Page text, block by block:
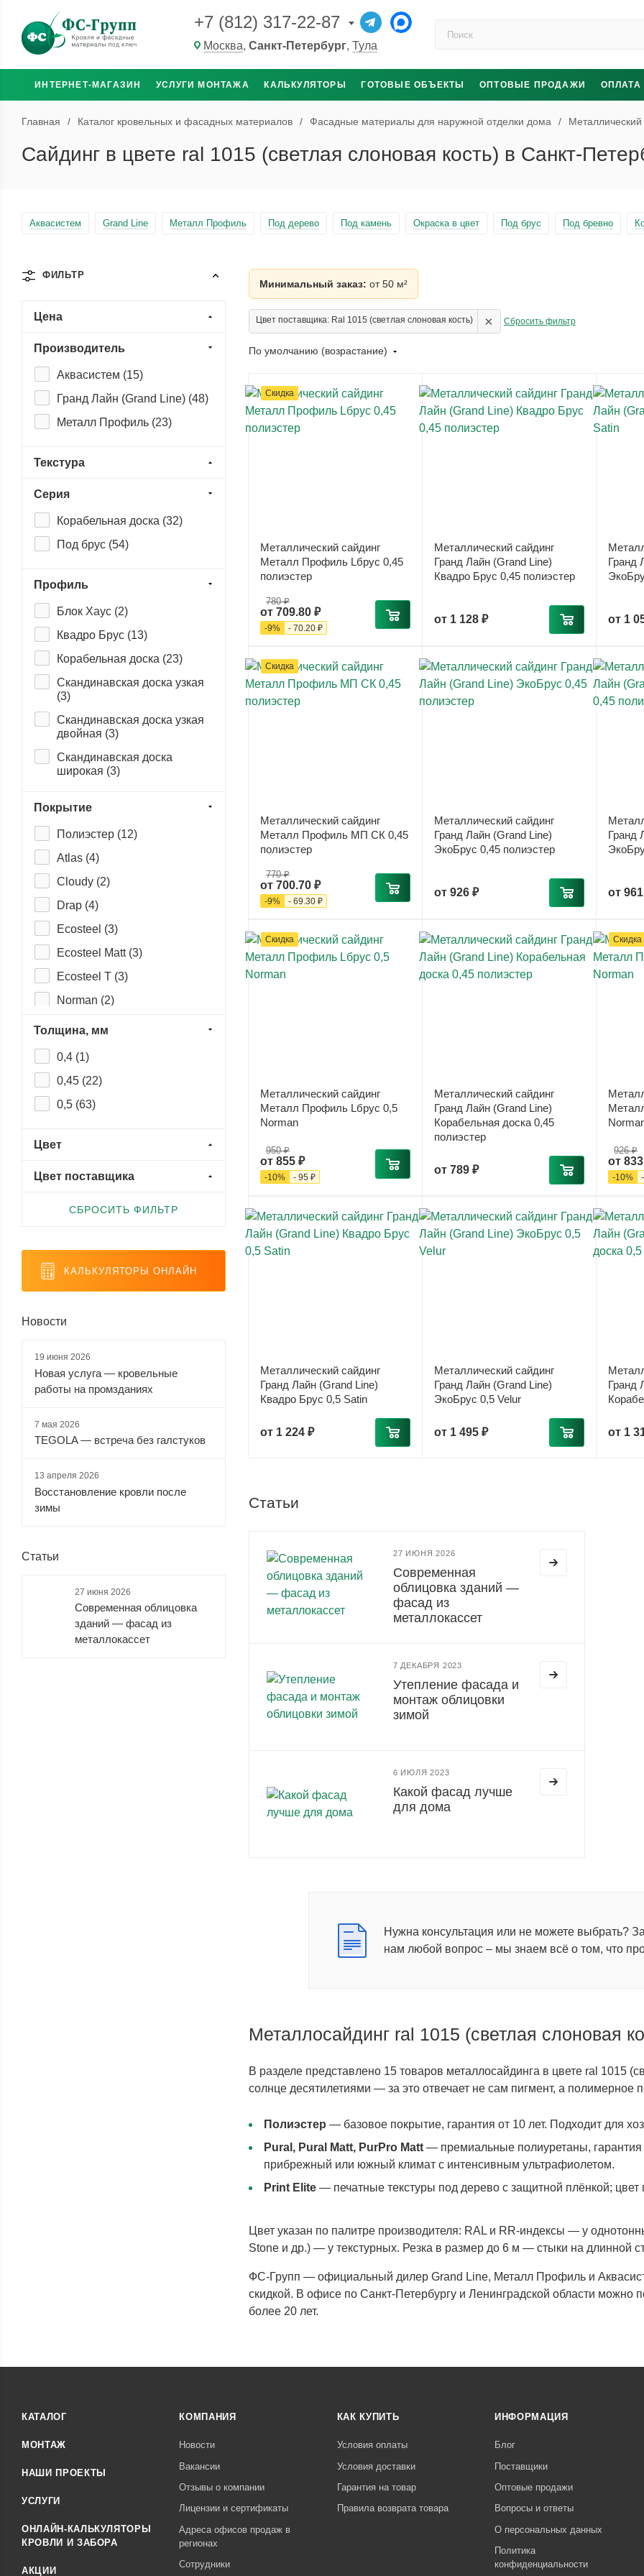
+7 (812) 317-22-87
Москва, Санкт-Петербург, Тула
ИНТЕРНЕТ-МАГАЗИН УСЛУГИ МОНТАЖА КАЛЬКУЛЯТОРЫ ГОТОВЫЕ ОБЪЕКТЫ ОПТОВЫЕ ПРОДАЖИ ОПЛАТА
Главная / Каталог кровельных и фасадных материалов / Фасадные материалы для наружной отделки дома / Металлический
Сайдинг в цвете ral 1015 (cветлая слоновая кость) в Санкт-
Аквасистем Grand Line Металл Профиль Под дерево Под камень Окраска в цвет Под брус Под бревно
Минимальный заказ: от 50 м²
Цвет поставщика: Ral 1015 (cветлая слоновая кость) × Сбросить фильтр
По умолчанию (возрастание)
Скидка
Металлический сайдинг
Металл Профиль Lбрус 0,45
полиэстер
от 709.80 ₽
780 ₽
-9% - 70.20 ₽
Металлический сайдинг
Гранд Лайн (Grand Line)
Квадро Брус 0,45 полиэстер
от 1 128 ₽
Гранд
от 1
Скидка
Металлический сайдинг
Металл Профиль МП СК 0,45
полиэстер
от 700.70 ₽
770 ₽
-9% - 69.30 ₽
Металлический сайдинг
Гранд Лайн (Grand Line)
ЭкоБрус 0,45 полиэстер
от 926 ₽
Гранд
от
Скидка
Металлический сайдинг
Металл Профиль Lбрус 0,5
Norman
от 855 ₽
950 ₽
-10% - 95 ₽
Металлический сайдинг
Гранд Лайн (Grand Line)
Корабельная доска 0,45
полиэстер
от 789 ₽
Скидка
от
926 ₽
-10% -
Металлический сайдинг
Гранд Лайн (Grand Line)
Квадро Брус 0,5 Satin
от 1 224 ₽
Металлический сайдинг
Гранд Лайн (Grand Line)
ЭкоБрус 0,5 Velur
от 1 495 ₽
Гранд
от 1
Статьи
27 ИЮНЯ 2026
Современная
облицовка зданий —
фасад из
металлокассет
7 ДЕКАБРЯ 2023
Утепление фасада и
монтаж облицовки
зимой
6 ИЮЛЯ 2023
Какой фасад лучше
для дома
Нужна консультация или не можете выбрать?
нам любой вопрос – мы знаем всё о том, что
Металлосайдинг ral 1015 (cветлая слоновая
В разделе представлено 15 товаров металлосайдинга в цвете ral 1015
солнце десятилетиями — за это отвечает не сам пигмент, а полимерное
Полиэстер — базовое покрытие, гарантия от 10 лет. Подходит для
Pural, Pural Matt, PurPro Matt— премиальные полиуретаны, гарантия
прибрежный или южный климат с интенсивным ультрафиолетом.
Print Elite— печатные текстуры под дерево с защитной плёнкой; цвет
Цвет указан по палитре производителя: RAL и RR-индексы — у
Stone и др.) — у текстурных. Резка в размер до 6 м — стыки на длинной
ФС-Групп — официальный дилер Grand Line, Металл Профиль и
скидкой. В офисе по Санкт-Петербургу и Ленинградской области можно
более 20 лет.
ФИЛЬТР
Цена
Производитель
Аквасистем (15)
Гранд Лайн (Grand Line) (48)
Металл Профиль (23)
Текстура
Серия
Корабельная доска (32)
Под брус (54)
Профиль
Блок Хаус (2)
Квадро Брус (13)
Корабельная доска (23)
Скандинавская доска узкая
(3)
Скандинавская доска узкая
двойная (3)
Скандинавская доска
широкая (3)
Модерн узкий (
Скандинавский брус
Покрытие
Полиэстер (12)
Atlas (4)
Cloudy (2)
Drap (4)
Ecosteel (3)
Ecosteel Matt (3)
Ecosteel T (3)
Norman (2)
Purman (
Rooftop Matte (Стальной
Satin (4)
Satin Matt (4 )
Velur (
Viking E (
Толщина, мм
0,4 (1)
0,45 (22)
0,5 (63)
Цвет
Цвет поставщика
СБРОСИТЬ ФИЛЬТР
КАЛЬКУЛЯТОРЫ ОНЛАЙН
Новости
19 июня 2026
Новая услуга — кровельные
работы на промзданиях
7 мая 2026
TEGOLA — встреча без галстуков
13 апреля 2026
Восстановление кровли после
зимы
Статьи
27 июня 2026
Современная облицовка
зданий — фасад из
металлокассет
КАТАЛОГ
МОНТАЖ
НАШИ ПРОЕКТЫ
УСЛУГИ
ОНЛАЙН-КАЛЬКУЛЯТОРЫ
КРОВЛИ И ЗАБОРА
АКЦИИ
КОМПАНИЯ
Новости
Вакансии
Отзывы о компании
Лицензии и сертификаты
Адреса офисов продаж в
регионах
Сотрудники
КАК КУПИТЬ
Условия оплаты
Условия доставки
Гарантия на товар
Правила возврата товара
ИНФОРМАЦИЯ
Блог
Поставщики
Оптовые продажи
Вопросы и ответы
О персональных данных
Политика
конфиденциальности